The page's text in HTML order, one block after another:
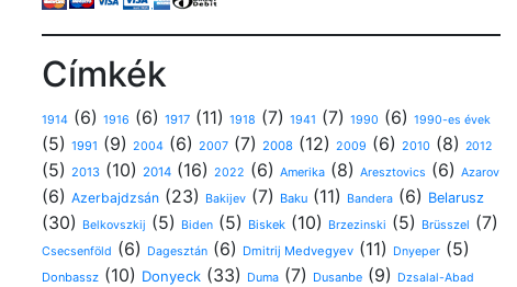
Címkék
1914 (6) 1916 (6) 1917 (11) 1918 (7) 1941 (7) 1990 (6) 1990-es évek
(5) 1991 (9) 2004 (6) 2007 (7) 2008 (12) 2009 (6) 2010 (8) 2012
(5) 2013 (10) 2014 (16) 2022 (6) Amerika (8) Aresztovics (6) Azarov
(6) Azerbajdzsán (23) Bakijev (7) Baku (11) Bandera (6) Belarusz
(30) Belkovszkij (5) Biden (5) Biskek (10) Brzezinski (5) Brüsszel (7)
Csecsenföld (6) Dagesztán (6) Dmitrij Medvegyev (11) Dnyeper (5)
Donbassz (10) Donyeck (33) Duma (7) Dusanbe (9) Dzsalal-Abad